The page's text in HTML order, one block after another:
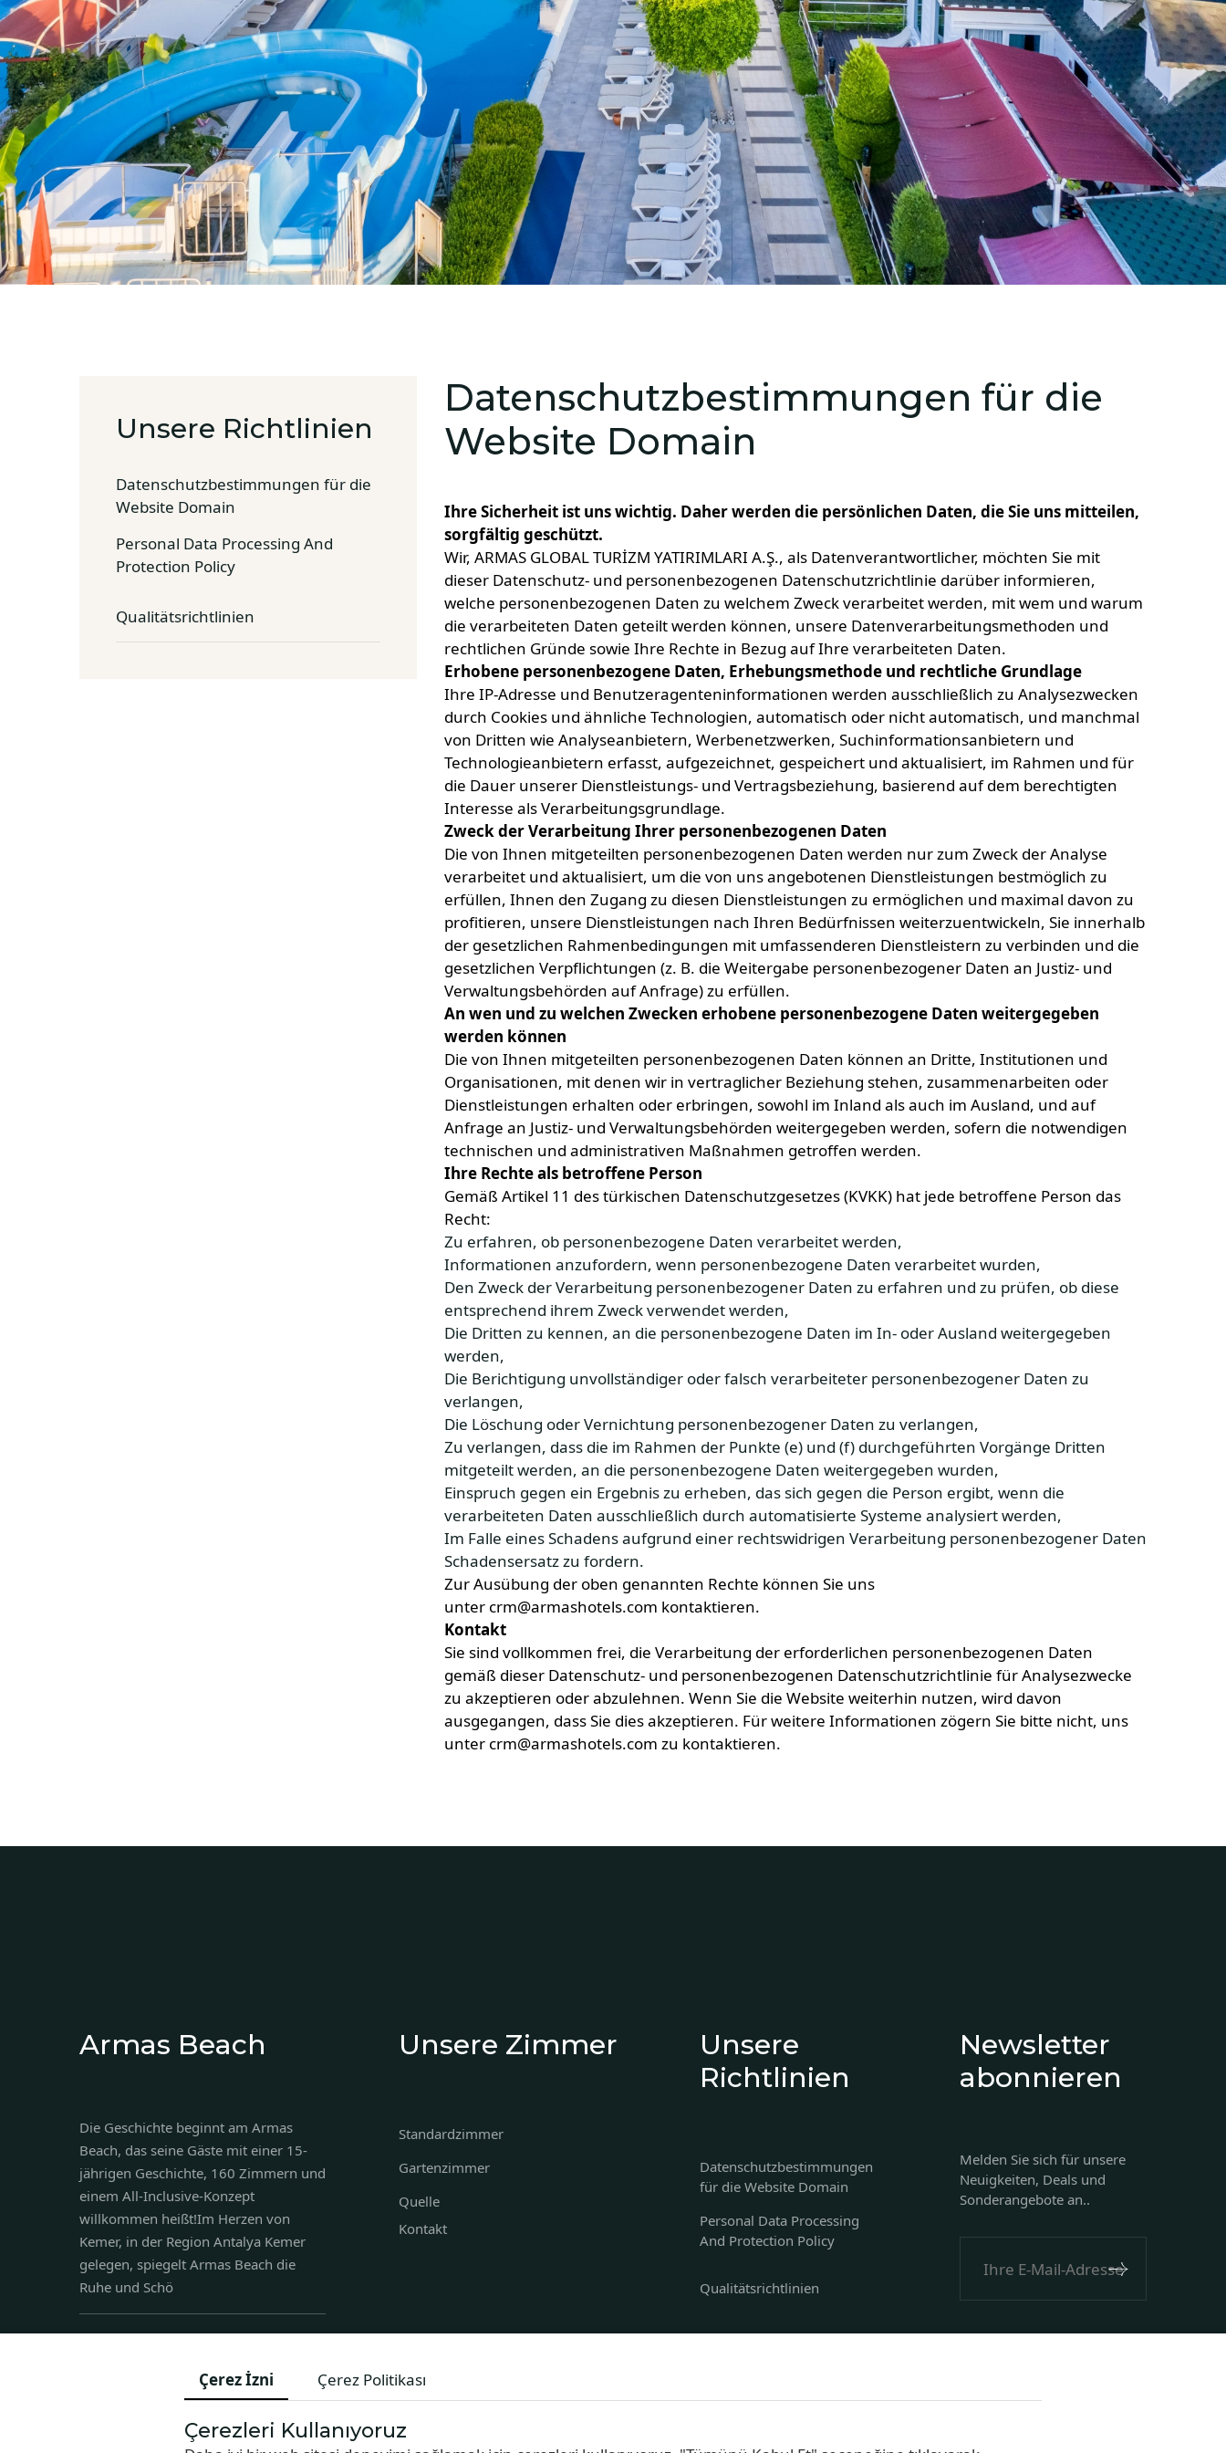
Pool und Strand
Unterhaltung
und Erlebnisse
Blog
Kontakt
Armas Beach
Standort
Unterstützung
+90 242 524 50 51
Kontaktieren Sie uns
+90 242 524 50 51
Unsere Richtlinien
Datenschutzbestimmungen für die
Website Domain
Personal Data Processing And
Protection Policy
Qualitätsrichtlinien
Datenschutzbestimmungen für die
Website Domain
Ihre Sicherheit ist uns wichtig. Daher werden die persönlichen Daten, die Sie uns mitteilen,
sorgfältig geschützt.
Wir, ARMAS GLOBAL TURİZM YATIRIMLARI A.Ş., als Datenverantwortlicher, möchten Sie mit
dieser Datenschutz- und personenbezogenen Datenschutzrichtlinie darüber informieren,
welche personenbezogenen Daten zu welchem Zweck verarbeitet werden, mit wem und warum
die verarbeiteten Daten geteilt werden können, unsere Datenverarbeitungsmethoden und
rechtlichen Gründe sowie Ihre Rechte in Bezug auf Ihre verarbeiteten Daten.
Erhobene personenbezogene Daten, Erhebungsmethode und rechtliche Grundlage
Ihre IP-Adresse und Benutzeragenteninformationen werden ausschließlich zu Analysezwecken
durch Cookies und ähnliche Technologien, automatisch oder nicht automatisch, und manchmal
von Dritten wie Analyseanbietern, Werbenetzwerken, Suchinformationsanbietern und
Technologieanbietern erfasst, aufgezeichnet, gespeichert und aktualisiert, im Rahmen und für
die Dauer unserer Dienstleistungs- und Vertragsbeziehung, basierend auf dem berechtigten
Interesse als Verarbeitungsgrundlage.
Zweck der Verarbeitung Ihrer personenbezogenen Daten
Die von Ihnen mitgeteilten personenbezogenen Daten werden nur zum Zweck der Analyse
verarbeitet und aktualisiert, um die von uns angebotenen Dienstleistungen bestmöglich zu
erfüllen, Ihnen den Zugang zu diesen Dienstleistungen zu ermöglichen und maximal davon zu
profitieren, unsere Dienstleistungen nach Ihren Bedürfnissen weiterzuentwickeln, Sie innerhalb
der gesetzlichen Rahmenbedingungen mit umfassenderen Dienstleistern zu verbinden und die
gesetzlichen Verpflichtungen (z. B. die Weitergabe personenbezogener Daten an Justiz- und
Verwaltungsbehörden auf Anfrage) zu erfüllen.
An wen und zu welchen Zwecken erhobene personenbezogene Daten weitergegeben
werden können
Die von Ihnen mitgeteilten personenbezogenen Daten können an Dritte, Institutionen und
Organisationen, mit denen wir in vertraglicher Beziehung stehen, zusammenarbeiten oder
Dienstleistungen erhalten oder erbringen, sowohl im Inland als auch im Ausland, und auf
Anfrage an Justiz- und Verwaltungsbehörden weitergegeben werden, sofern die notwendigen
technischen und administrativen Maßnahmen getroffen werden.
Ihre Rechte als betroffene Person
Gemäß Artikel 11 des türkischen Datenschutzgesetzes (KVKK) hat jede betroffene Person das
Recht:
Zu erfahren, ob personenbezogene Daten verarbeitet werden,
Informationen anzufordern, wenn personenbezogene Daten verarbeitet wurden,
Den Zweck der Verarbeitung personenbezogener Daten zu erfahren und zu prüfen, ob diese
entsprechend ihrem Zweck verwendet werden,
Die Dritten zu kennen, an die personenbezogene Daten im In- oder Ausland weitergegeben
werden,
Die Berichtigung unvollständiger oder falsch verarbeiteter personenbezogener Daten zu
verlangen,
Die Löschung oder Vernichtung personenbezogener Daten zu verlangen,
Zu verlangen, dass die im Rahmen der Punkte (e) und (f) durchgeführten Vorgänge Dritten
mitgeteilt werden, an die personenbezogene Daten weitergegeben wurden,
Einspruch gegen ein Ergebnis zu erheben, das sich gegen die Person ergibt, wenn die
verarbeiteten Daten ausschließlich durch automatisierte Systeme analysiert werden,
Im Falle eines Schadens aufgrund einer rechtswidrigen Verarbeitung personenbezogener Daten
Schadensersatz zu fordern.
Zur Ausübung der oben genannten Rechte können Sie uns
unter crm@armashotels.com kontaktieren.
Kontakt
Sie sind vollkommen frei, die Verarbeitung der erforderlichen personenbezogenen Daten
gemäß dieser Datenschutz- und personenbezogenen Datenschutzrichtlinie für Analysezwecke
zu akzeptieren oder abzulehnen. Wenn Sie die Website weiterhin nutzen, wird davon
ausgegangen, dass Sie dies akzeptieren. Für weitere Informationen zögern Sie bitte nicht, uns
unter crm@armashotels.com zu kontaktieren.
Armas Beach
Die Geschichte beginnt am Armas
Beach, das seine Gäste mit einer 15-
jährigen Geschichte, 160 Zimmern und
einem All-Inclusive-Konzept
willkommen heißt!Im Herzen von
Kemer, in der Region Antalya Kemer
gelegen, spiegelt Armas Beach die
Ruhe und Schö
sales@armashotels.com
+90 242 524 50 51
Unsere Zimmer
Standardzimmer
Gartenzimmer
Quelle
Kontakt
Unsere
Richtlinien
Datenschutzbestimmungen
für die Website Domain
Personal Data Processing
And Protection Policy
Qualitätsrichtlinien
Newsletter
abonnieren
Melden Sie sich für unsere
Neuigkeiten, Deals und
Sonderangebote an..
Çerez İzni Çerez Politikası
Çerezleri Kullanıyoruz